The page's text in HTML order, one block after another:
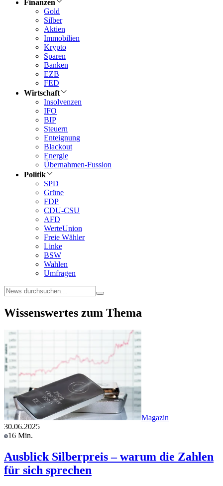
Finanzen
Gold
Silber
Aktien
Immobilien
Krypto
Sparen
Banken
EZB
FED
Wirtschaft
Insolvenzen
IFO
BIP
Steuern
Enteignung
Blackout
Energie
Übernahmen-Fussion
Politik
SPD
Grüne
FDP
CDU-CSU
AFD
WerteUnion
Freie Wähler
Linke
BSW
Wahlen
Umfragen
Wissenswertes zum Thema
Magazin
30.06.2025
16 Min.
Ausblick Silberpreis – warum die Zahlen
für sich sprechen